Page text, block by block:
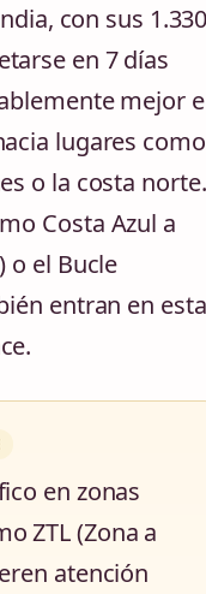
con sus
en 7 días
mejor
lugares como
o la costa norte.
Costa Azul a
o el Bucle
entran en esta
en zonas
ZTL (Zona a
atención